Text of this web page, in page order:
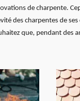
de charpente.
des charpentes de
que, pendant des